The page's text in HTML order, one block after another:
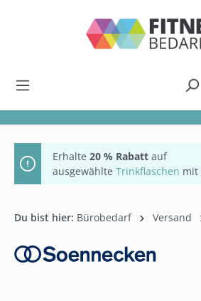
Erhalte 20 % Rabatt auf
ausgewählte Trinkflaschen mit
Du bist hier: Bürobedarf Versand